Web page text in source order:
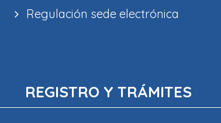
Regulación sede electrónica
REGISTRO Y TRÁMITES